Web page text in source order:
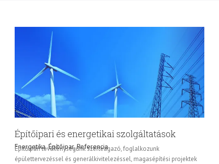
Építőipari és energetikai szolgáltatások
Energetika,Építőipar,Referencia
Építőipari tevékenységünk szerteágazó, foglalkozunk
épülettervezéssel és generálkivitelezéssel, magasépítési projektek